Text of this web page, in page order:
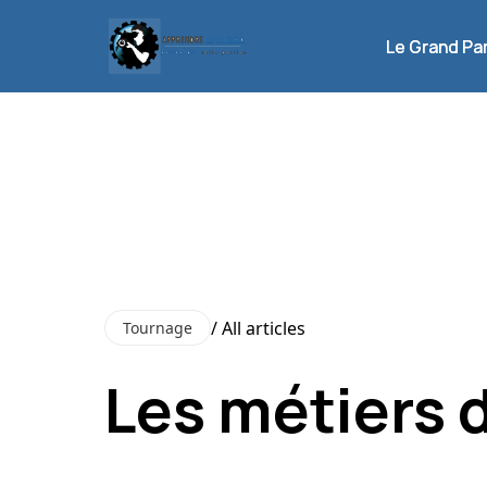
Le Grand
Le Grand
Tournage / All articles
Les métiers